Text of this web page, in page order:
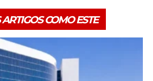
COMO ESTE